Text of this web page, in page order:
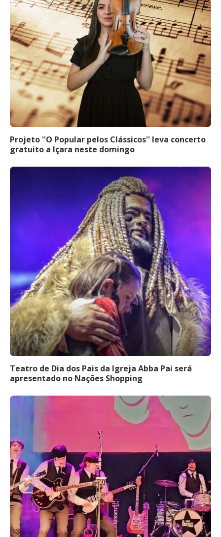
Projeto ''O Popular pelos Clássicos'' leva concerto
gratuito a Içara neste domingo
Teatro de Dia dos Pais da Igreja Abba Pai será
apresentado no Nações Shopping